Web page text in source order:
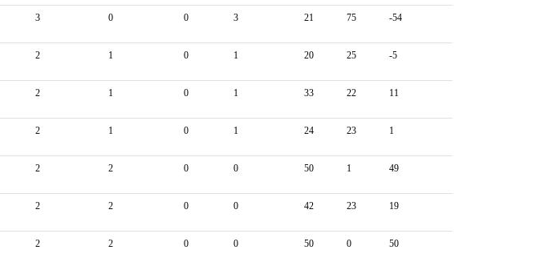
3 0 0 3 21 75 -54
2 1 0 1 20 25 -5
2 1 0 1 33 22 11
2 1 0 1 24 23 1
2 2 0 0 50 1 49
2 2 0 0 42 23 19
2 2 0 0 50 0 50